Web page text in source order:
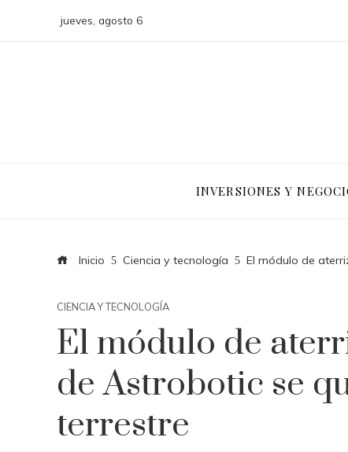
jueves, agosto 6
INVERSIONES Y
Inicio Ciencia y tecnología El módulo de
CIENCIA Y TECNOLOGÍA
El módulo de
de Astrobotic se
terrestre